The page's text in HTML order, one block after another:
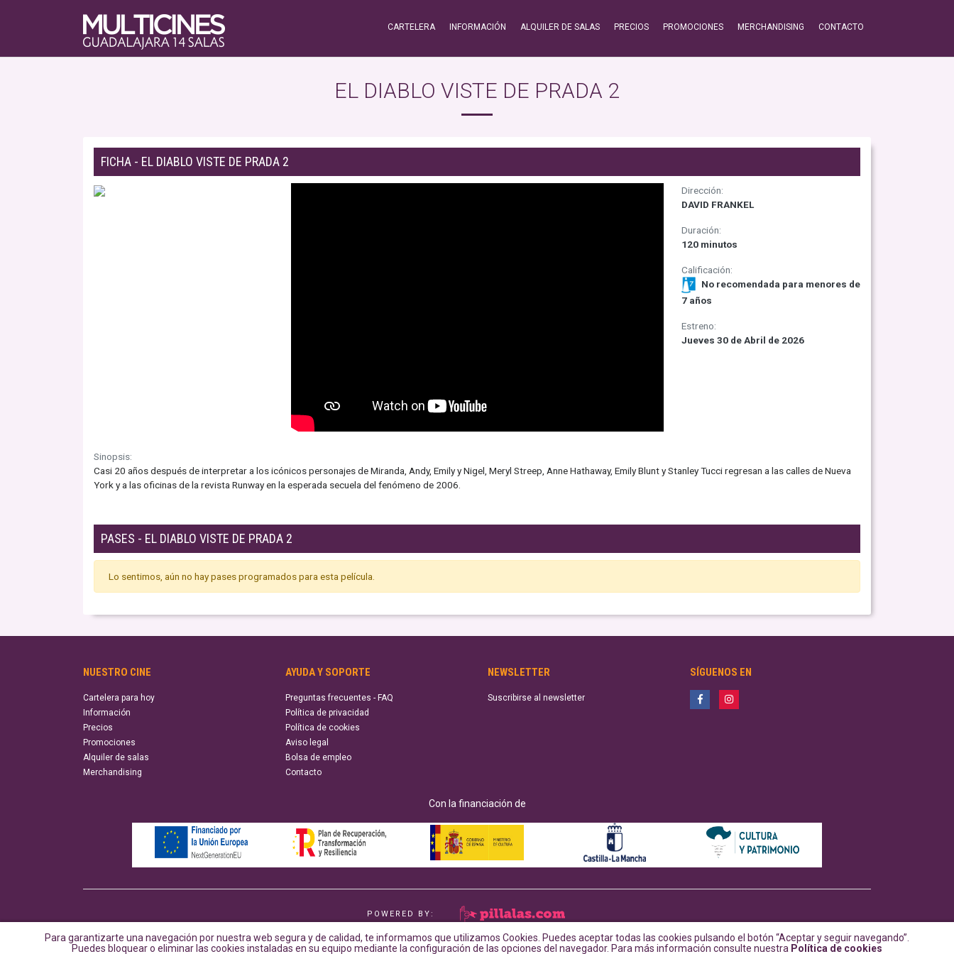
Para garantizarte una navegación por nuestra web segura y de calidad, te informamos que utilizamos Cookies. Puedes aceptar todas las cookies pulsando el botón “Aceptar y seguir navegando”.
Puedes bloquear o eliminar las cookies instaladas en su equipo mediante la configuración de las opciones del navegador. Para más información consulte nuestra Política de cookies
CARTELERA INFORMACIÓN ALQUILER DE SALAS PRECIOS PROMOCIONES MERCHANDISING CONTACTO
EL DIABLO VISTE DE PRADA 2
FICHA - EL DIABLO VISTE DE PRADA 2
Dirección:
DAVID FRANKEL
Duración:
120 minutos
Calificación:
No recomendada para menores de
7 años
Estreno:
Jueves 30 de Abril de 2026
Sinopsis:
Casi 20 años después de interpretar a los icónicos personajes de Miranda, Andy, Emily y Nigel, Meryl Streep, Anne Hathaway, Emily Blunt y Stanley Tucci regresan a las calles de Nueva
York y a las oficinas de la revista Runway en la esperada secuela del fenómeno de 2006.
PASES - EL DIABLO VISTE DE PRADA 2
Lo sentimos, aún no hay pases programados para esta película.
NUESTRO CINE
Cartelera para hoy
Información
Precios
Promociones
Alquiler de salas
Merchandising
AYUDA Y SOPORTE
Preguntas frecuentes - FAQ
Política de privacidad
Política de cookies
Aviso legal
Bolsa de empleo
Contacto
NEWSLETTER
Suscribirse al newsletter
SÍGUENOS EN
Con la financiación de
POWERED BY: